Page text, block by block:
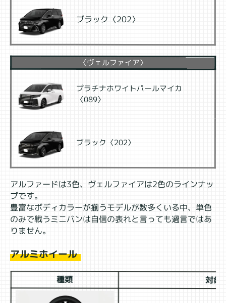
ブラック〈202〉
〈ヴェルファイア〉
プラチナホワイトパールマイカ
〈089〉
ブラック〈202〉
アルファードは3色、ヴェルファイアは2色のラインナッ
プです。
豊富なボディカラーが揃うモデルが数多くいる中、単色
のみで戦うミニバンは自信の表れと言っても過言ではあ
りません。
アルミホイール
種類 対象